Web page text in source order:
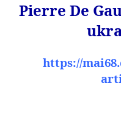
Pierre De
https://